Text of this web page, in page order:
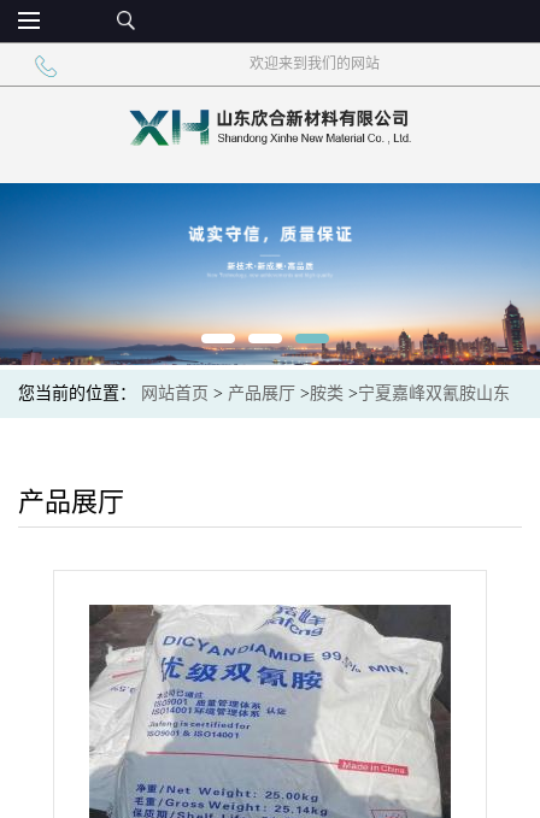
欢迎来到我们的网站
您当前的位置： 网站首页 > 产品展厅 >胺类 >宁夏嘉峰双氰胺山东
产品展厅